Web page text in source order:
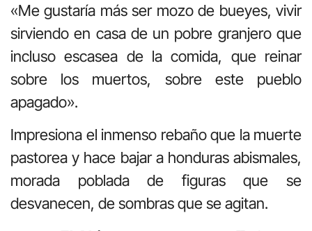
«Me gustaría más ser mozo de bueyes, vivir
sirviendo en casa de un pobre granjero que
incluso escasea de la comida, que reinar
sobre los muertos, sobre este pueblo
apagado».
Impresiona el inmenso rebaño que la muerte
pastorea y hace bajar a honduras abismales,
morada poblada de figuras que se
desvanecen, de sombras que se agitan.